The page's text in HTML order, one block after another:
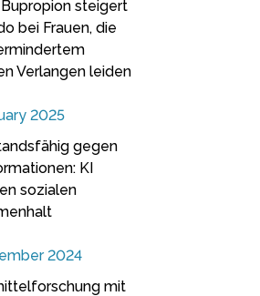
steigert
bei Frauen, die
Verlangen leiden
2025
gegen
KI
sozialen
2024
mit